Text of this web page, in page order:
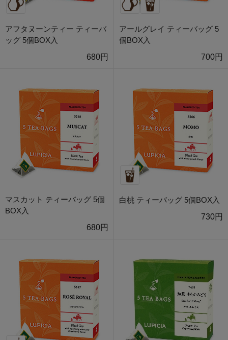
アフタヌーンティー ティーバ
ッグ 5個BOX入
680円
アールグレイ ティーバッグ 5
個BOX入
700円
マスカット ティーバッグ 5個
BOX入
680円
白桃 ティーバッグ 5個BOX入
730円